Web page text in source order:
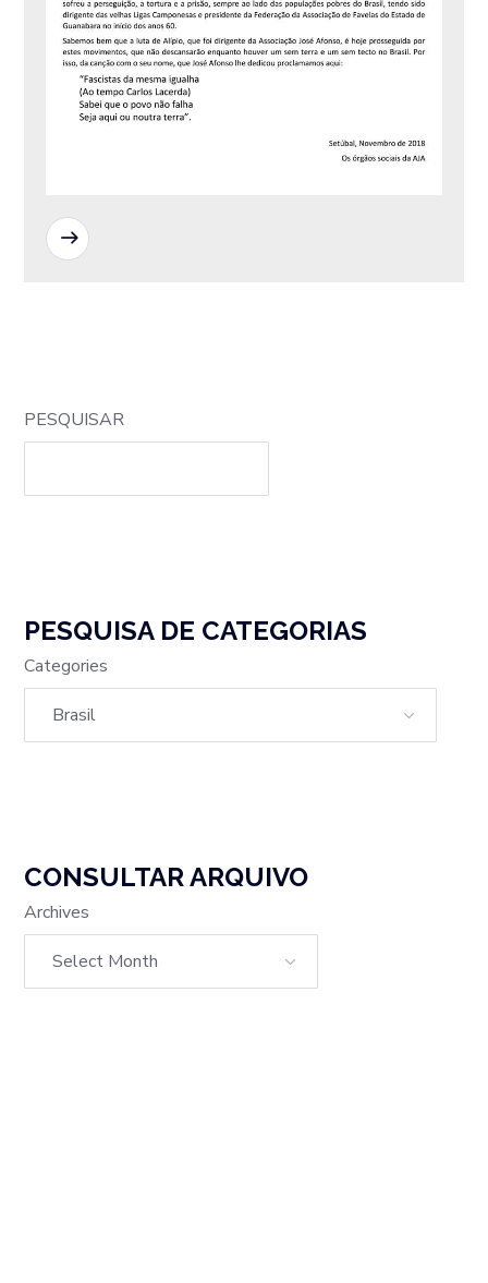
PESQUISAR
PESQUISA DE CATEGORIAS
Categories
CONSULTAR ARQUIVO
Archives